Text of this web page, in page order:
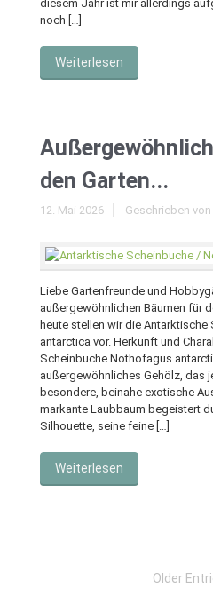
diesem Jahr ist mir allerdings
noch […]
Weiterlesen
den Garten...
12. Mai 2026 Geschrieben von
Liebe Gartenfreunde und
außergewöhnlichen Bäumen für
heute stellen wir die
antarctica vor. Herkunft und
Scheinbuche Nothofagus
außergewöhnliches Gehölz, das
besondere, beinahe exotische
markante Laubbaum begeistert
Silhouette, seine feine […]
Weiterlesen
Older